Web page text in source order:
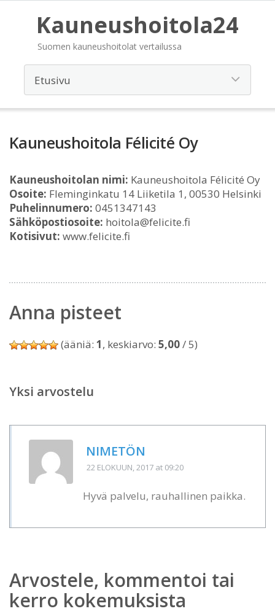
Kauneushoitola24
Suomen kauneushoitolat vertailussa
Kauneushoitola Félicité Oy
Kauneushoitolan nimi: Kauneushoitola Félicité Oy
Osoite: Fleminginkatu 14 Liiketila 1, 00530 Helsinki
Puhelinnumero: 0451347143
Sähköpostiosoite: hoitola@felicite.fi
Kotisivut: www.felicite.fi
Anna pisteet
(ääniä: 1, keskiarvo: 5,00/ 5)
Yksi arvostelu
NIMETÖN
22 ELOKUUN, 2017 at 09:20
Hyvä palvelu, rauhallinen paikka.
Arvostele, kommentoi tai
kerro kokemuksista